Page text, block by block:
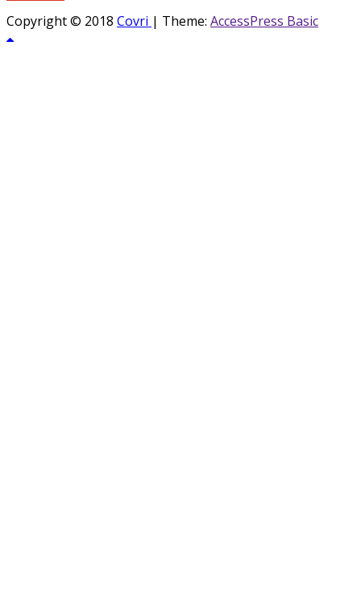
Copyright © 2018 Covri | Theme: AccessPress Basic